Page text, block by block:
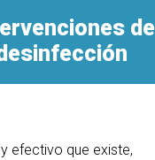
de
efectivo que existe,